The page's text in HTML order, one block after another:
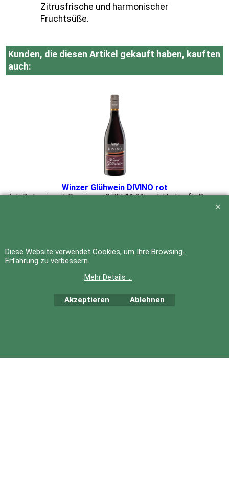
Zitrusfrische und harmonischer
Fruchtsüße.
Kunden, die diesen Artikel gekauft haben, kauften
auch:
Winzer Glühwein DIVINO rot
Art: Rotwein mit Gewürzen 0,75l 11,3% vol. Herkunft: Deutschland, Franken Allergene: enthält Sulfite
Diese Website verwendet Cookies, um Ihre Browsing-
Erfahrung zu verbessern.
Mehr Details ...
Akzeptieren Ablehnen